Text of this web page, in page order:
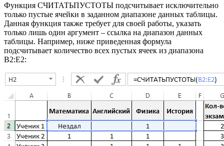
Функция СЧИТАТЬПУСТОТЫ подсчитывает исключительно
только пустые ячейки в заданном диапазоне данных таблицы.
Данная функция также требует для своей работы, указать
только лишь один аргумент – ссылка на диапазон данных
таблицы. Например, ниже приведенная формула
подсчитывает количество всех пустых ячеек из диапазона
B2:E2: